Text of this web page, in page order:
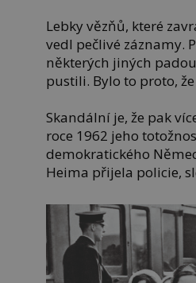
Lebky vězňů, které
vedl pečlivé záznamy.
některých jiných
pustili. Bylo to proto,
Skandální je, že pak
roce 1962 jeho
demokratického
Heima přijela policie,